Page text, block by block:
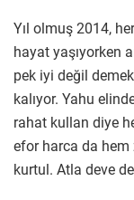
Yıl olmuş 2014,
hayat yaşıyorken
pek iyi değil
kalıyor. Yahu
rahat kullan diye
efor harca da hem
kurtul. Atla deve